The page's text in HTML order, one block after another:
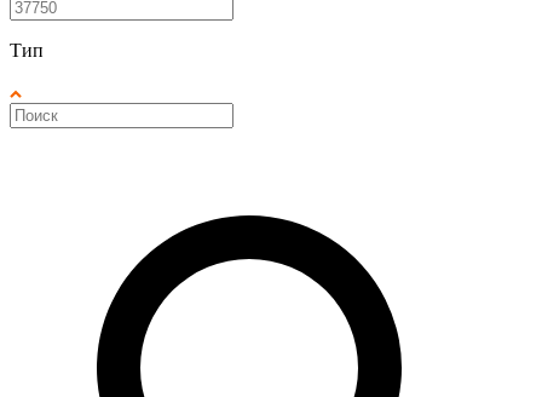
Тип